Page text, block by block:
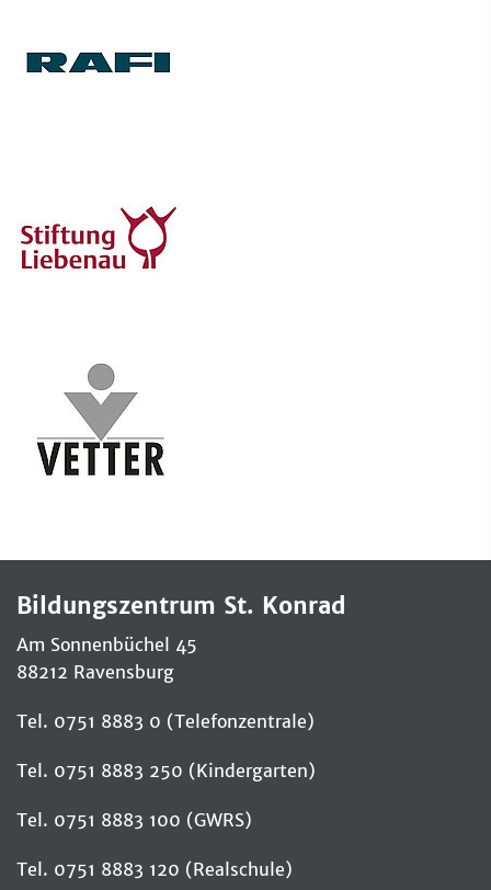
Bildungszentrum St. Konrad
Am Sonnenbüchel 45
88212 Ravensburg
Tel. 0751 8883 0 (Telefonzentrale)
Tel. 0751 8883 250 (Kindergarten)
Tel. 0751 8883 100 (GWRS)
Tel. 0751 8883 120 (Realschule)